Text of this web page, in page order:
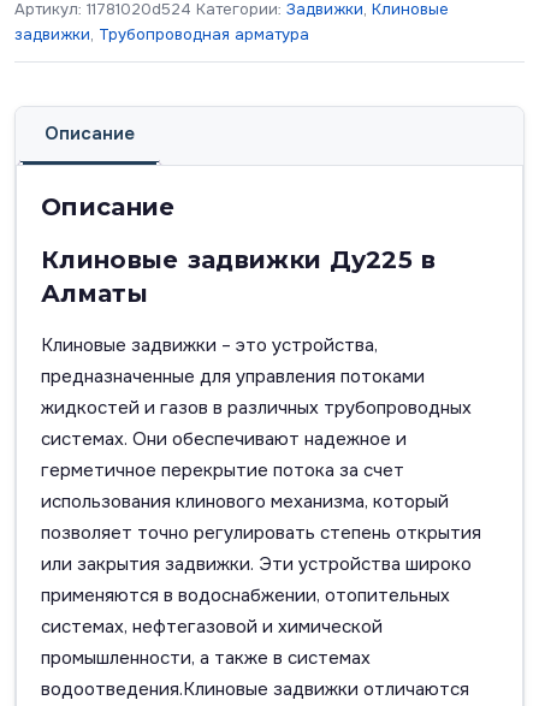
Артикул: 11781020d524 Категории: Задвижки, Клиновые
задвижки, Трубопроводная арматура
Описание
Описание
Клиновые задвижки Ду225 в
Алматы
Клиновые задвижки – это устройства,
предназначенные для управления потоками
жидкостей и газов в различных трубопроводных
системах. Они обеспечивают надежное и
герметичное перекрытие потока за счет
использования клинового механизма, который
позволяет точно регулировать степень открытия
или закрытия задвижки. Эти устройства широко
применяются в водоснабжении, отопительных
системах, нефтегазовой и химической
промышленности, а также в системах
водоотведения.Клиновые задвижки отличаются